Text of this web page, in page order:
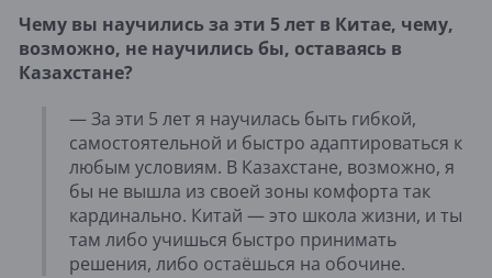
Чему вы научились за эти 5 лет в Китае, чему,
возможно, не научились бы, оставаясь в
Казахстане?
— За эти 5 лет я научилась быть гибкой,
самостоятельной и быстро адаптироваться к
любым условиям. В Казахстане, возможно, я
бы не вышла из своей зоны комфорта так
кардинально. Китай — это школа жизни, и ты
там либо учишься быстро принимать
решения, либо остаёшься на обочине.